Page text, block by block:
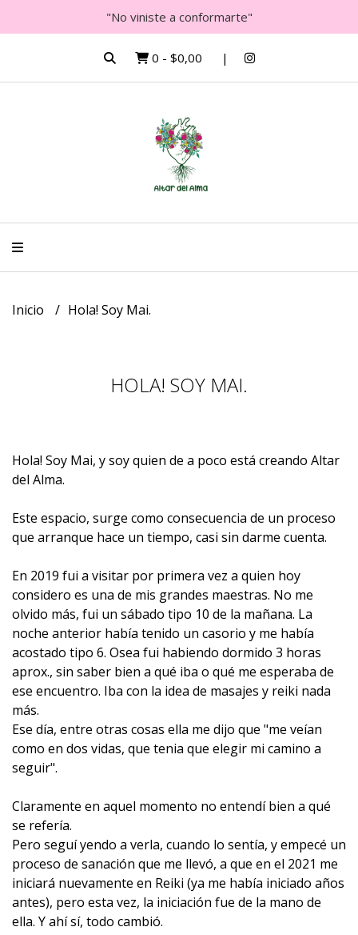
"No viniste a conformarte"
0 - $0,00
Inicio Hola! Soy Mai.
HOLA! SOY MAI.
Hola! Soy Mai, y soy quien de a poco está creando Altar
del Alma.
Este espacio, surge como consecuencia de un proceso
que arranque hace un tiempo, casi sin darme cuenta.
En 2019 fui a visitar por primera vez a quien hoy
considero es una de mis grandes maestras. No me
olvido más, fui un sábado tipo 10 de la mañana. La
noche anterior había tenido un casorio y me había
acostado tipo 6. Osea fui habiendo dormido 3 horas
aprox., sin saber bien a qué iba o qué me esperaba de
ese encuentro. Iba con la idea de masajes y reiki nada
más.
Ese día, entre otras cosas ella me dijo que "me veían
como en dos vidas, que tenia que elegir mi camino a
seguir".
Claramente en aquel momento no entendí bien a qué
se refería.
Pero seguí yendo a verla, cuando lo sentía, y empecé un
proceso de sanación que me llevó, a que en el 2021 me
iniciará nuevamente en Reiki (ya me había iniciado años
antes), pero esta vez, la iniciación fue de la mano de
ella. Y ahí sí, todo cambió.